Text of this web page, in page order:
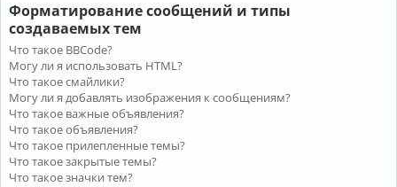
Форматирование сообщений и типы
создаваемых тем
Что такое BBCode?
Могу ли я использовать HTML?
Что такое смайлики?
Могу ли я добавлять изображения к сообщениям?
Что такое важные объявления?
Что такое объявления?
Что такое прилепленные темы?
Что такое закрытые темы?
Что такое значки тем?